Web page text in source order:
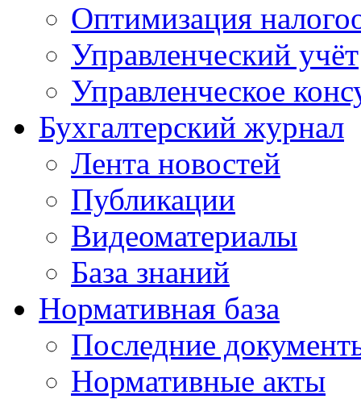
Оптимизация
Управленческий учёт
Управленческое
Бухгалтерский журнал
Лента новостей
Публикации
Видеоматериалы
База знаний
Нормативная база
Последние
Нормативные акты